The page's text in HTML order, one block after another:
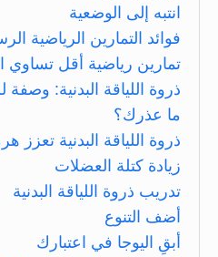
انتبه إلى الوضعية
فوائد التمارين الرياضية
تمارين رياضية أقل تساوي
ذروة اللياقة البدنية: وصفة
ما عذرك؟
ذروة اللياقة البدنية تعزز
زيادة كتلة العضلات
تدريب ذروة اللياقة البدنية
أضف التنوع
أبقِ اليوجا في اعتبارك